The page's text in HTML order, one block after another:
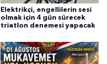
Elektrikçi, engellilerin sesi
olmak için 4 gün sürecek
triatlon denemesi yapacak